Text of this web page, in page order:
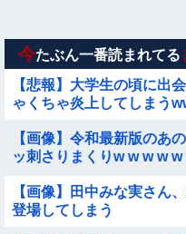
今たぶん一番読まれてる
【悲報】大学生の頃に出
ゃくちゃ炎上してしまう
【画像】令和最新版のあ
ッ刺さりまくりw w w w w
【画像】田中みな実さん
登場してしまう